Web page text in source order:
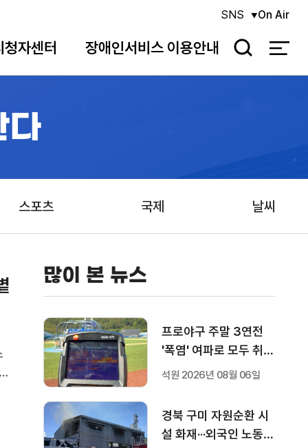
청자센터 장애인서비스 이용안내
SNS On Air
검
다
스포츠 국제 날씨
많이 본 뉴스
프로야구 주말 3연전
'폭염' 여파로 모두 취소
···다음 주 화요일부터 오
석원 2026년 08월 06일
경북 구미 자원순환 시
설 화재···외국인 노동자